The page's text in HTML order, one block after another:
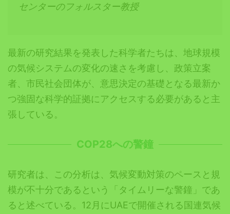
センターのフォルスター教授
最新の研究結果を発表した科学者たちは、地球規模
の気候システムの変化の速さを考慮し、政策立案
者、市民社会団体が、意思決定の基礎となる最新か
つ強固な科学的証拠にアクセスする必要があると主
張している。
COP28への警鐘
研究者は、この分析は、気候変動対策のペースと規
模が不十分であるという「タイムリーな警鐘」であ
ると述べている。12月にUAEで開催される国連気候